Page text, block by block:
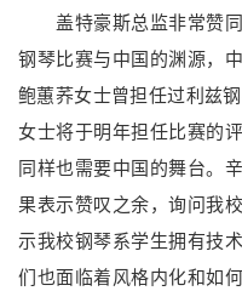
盖特豪斯总监非常赞同
钢琴比赛与中国的渊源，
鲍蕙荞女士曾担任过利兹
女士将于明年担任比赛的
同样也需要中国的舞台。
果表示赞叹之余，询问我
示我校钢琴系学生拥有技
们也面临着风格内化和如